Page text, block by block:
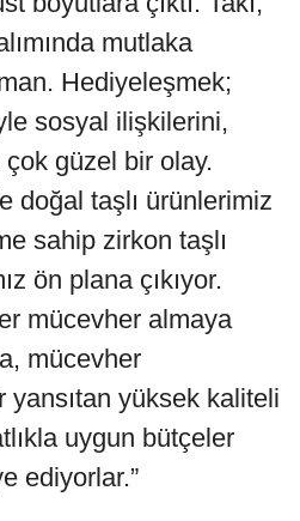
mutlaka
Hediyeleşmek;
sosyal ilişkilerini,
güzel bir olay.
doğal taşlı ürünlerimiz
sahip zirkon taşlı
ön plana çıkıyor.
mücevher almaya
mücevher
yansıtan yüksek kaliteli
uygun bütçeler
ediyorlar.”